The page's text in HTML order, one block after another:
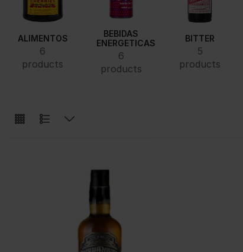
ALIMENTOS
6
products
BEBIDAS
ENERGETICAS
6
products
BITTER
5
products